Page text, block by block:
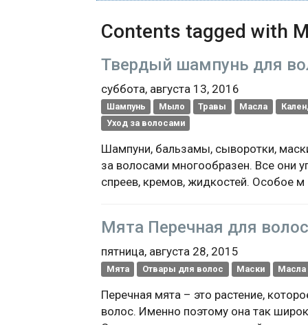
Contents tagged with
Твердый шампунь для
суббота, августа 13, 2016
Шампунь Мыло Травы Масла
Уход за волосами
Шампуни, бальзамы, сыворотки,
за волосами многообразен. Все они
спреев, кремов, жидкостей. Особое
Мята Перечная для
пятница, августа 28, 2015
Мята Отвары для волос Маски Масла
Перечная мята – это растение,
волос. Именно поэтому она так